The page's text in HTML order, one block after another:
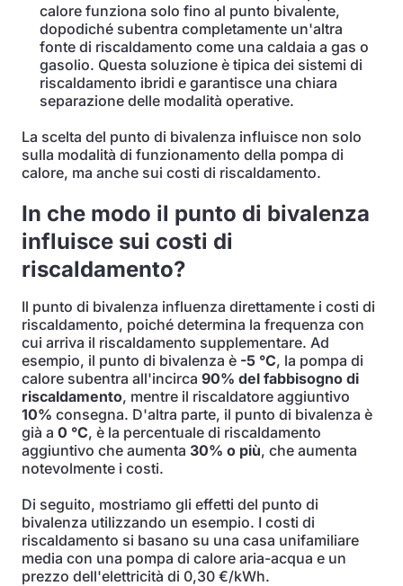
calore funziona solo fino al punto bivalente,
dopodiché subentra completamente un'altra
fonte di riscaldamento come una caldaia a gas o
gasolio. Questa soluzione è tipica dei sistemi di
riscaldamento ibridi e garantisce una chiara
separazione delle modalità operative.
La scelta del punto di bivalenza influisce non solo
sulla modalità di funzionamento della pompa di
calore, ma anche sui costi di riscaldamento.
In che modo il punto di bivalenza
influisce sui costi di
riscaldamento?
Il punto di bivalenza influenza direttamente i costi di
riscaldamento, poiché determina la frequenza con
cui arriva il riscaldamento supplementare. Ad
esempio, il punto di bivalenza è -5 °C, la pompa di
calore subentra all'incirca 90% del fabbisogno di
riscaldamento, mentre il riscaldatore aggiuntivo
10% consegna. D'altra parte, il punto di bivalenza è
già a 0 °C, è la percentuale di riscaldamento
aggiuntivo che aumenta 30% o più, che aumenta
notevolmente i costi.
Di seguito, mostriamo gli effetti del punto di
bivalenza utilizzando un esempio. I costi di
riscaldamento si basano su una casa unifamiliare
media con una pompa di calore aria-acqua e un
prezzo dell'elettricità di 0,30 €/kWh.